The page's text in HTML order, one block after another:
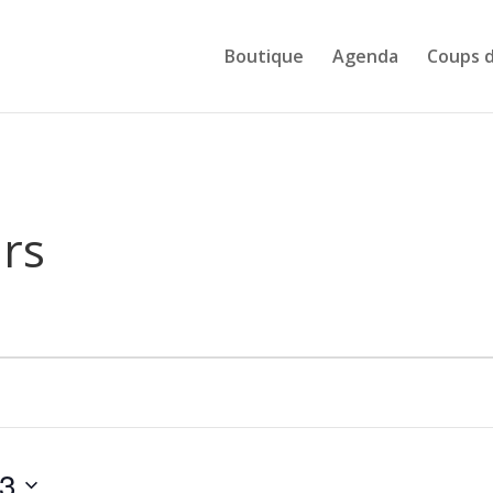
Boutique Agenda Coups